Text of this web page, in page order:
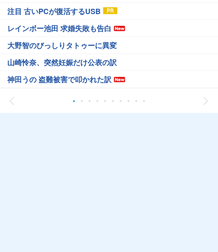
注目 古いPCが復活するUSB
レインボー池田 求婚失敗も告白
大野智のびっしりタトゥーに異変
山崎怜奈、突然妊娠だけ公表の訳
神田うの 盗難被害で叩かれた訳